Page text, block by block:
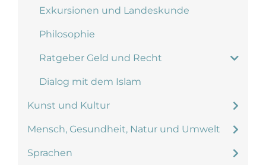
Exkursionen und Landeskunde
Philosophie
Ratgeber Geld und Recht
Dialog mit dem Islam
Kunst und Kultur
Mensch, Gesundheit, Natur und Umwelt
Sprachen